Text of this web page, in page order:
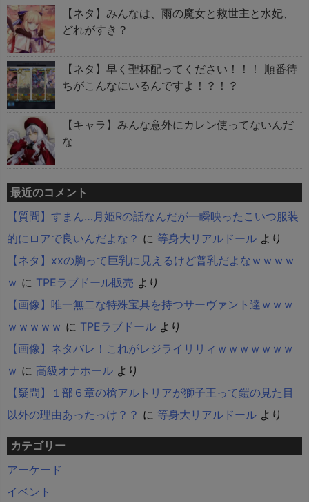
【ネタ】みんなは、雨の魔女と救世主と水妃、
どれがすき？
【ネタ】早く聖杯配ってください！！！ 順番待
ちがこんなにいるんですよ！？！？
【キャラ】みんな意外にカレン使ってないんだ
な
最近のコメント
【質問】すまん…月姫Rの話なんだが一瞬映ったこいつ服装
的にロアで良いんだよな？ に 等身大リアルドール より
【ネタ】xxの胸って巨乳に見えるけど普乳だよなｗｗｗｗ
ｗ に TPEラブドール販売 より
【画像】唯一無二な特殊宝具を持つサーヴァント達ｗｗｗ
ｗｗｗｗｗ に TPEラブドール より
【画像】ネタバレ！これがレジライリリィｗｗｗｗｗｗｗ
ｗ に 高級オナホール より
【疑問】１部６章の槍アルトリアが獅子王って鎧の見た目
以外の理由あったっけ？？ に 等身大リアルドール より
カテゴリー
アーケード
イベント